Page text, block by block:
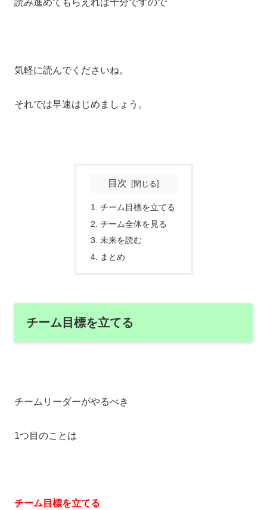
読み進めてもらえれば十分ですので
気軽に読んでくださいね。
それでは早速はじめましょう。
目次
チーム目標を立てる
チーム全体を見る
未来を読む
まとめ
チーム目標を立てる
チームリーダーがやるべき
1つ目のことは
チーム目標を立てる